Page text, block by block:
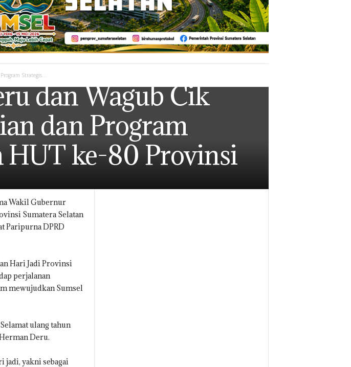
Strategis...
dan Wagub Cik
dan Program
HUT ke-80 Provinsi
Wakil Gubernur
Sumatera Selatan
Paripurna DPRD
Hari Jadi Provinsi
perjalanan
mewujudkan Sumsel
ulang tahun
Deru.
jadi, yakni sebagai